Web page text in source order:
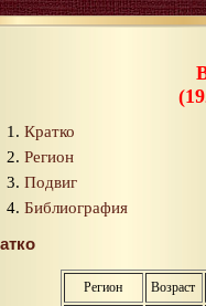
Кратко
Регион
Подвиг
Библиография
Регион Возраст